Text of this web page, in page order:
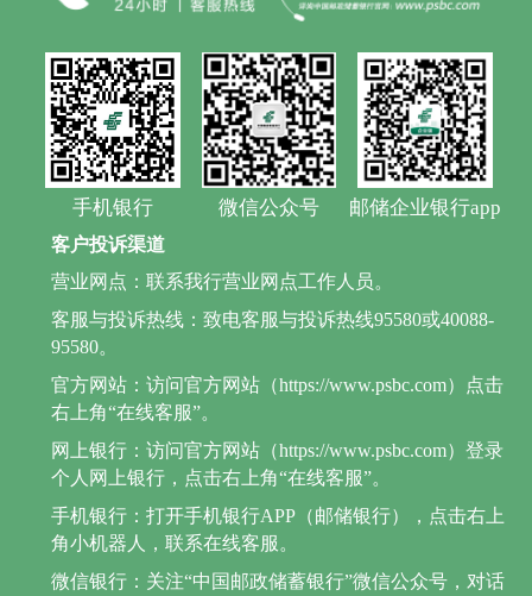
手机银行 微信公众号 邮储企业银行app
客户投诉渠道
营业网点：联系我行营业网点工作人员。
客服与投诉热线：致电客服与投诉热线95580或40088-
95580。
官方网站：访问官方网站（https://www.psbc.com）点击
右上角“在线客服”。
网上银行：访问官方网站（https://www.psbc.com）登录
个人网上银行，点击右上角“在线客服”。
手机银行：打开手机银行APP（邮储银行），点击右上
角小机器人，联系在线客服。
微信银行：关注“中国邮政储蓄银行”微信公众号，对话